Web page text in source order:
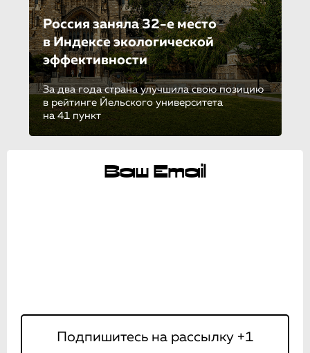
Россия заняла 32-е место
в Индексе экологической
эффективности
За два года страна улучшила свою позицию
в рейтинге Йельского университета
на 41 пункт
Ваш Email